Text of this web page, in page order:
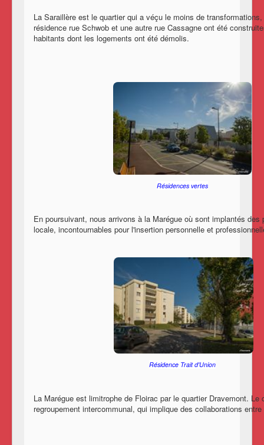
La Saraillère est le quartier qui a véçu le moins de
résidence rue Schwob et une autre rue Cassagne ont été
habitants dont les logements ont été démolis.
Résidences vertes
En poursuivant, nous arrivons à la Marégue où sont implantés
locale, incontournables pour l'insertion personnelle et
Résidence Trait d'Union
La Marégue est limitrophe de Floirac par le quartier Dravemont.
regroupement intercommunal, qui implique des collaborations